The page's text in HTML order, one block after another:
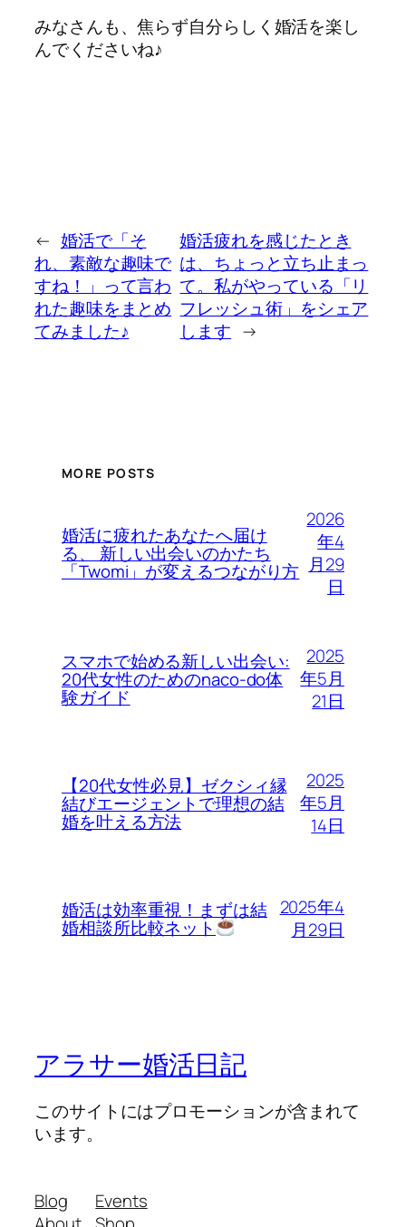
みなさんも、焦らず自分らしく婚活を楽し
んでくださいね♪
← 婚活で「そ
れ、素敵な趣味で
すね！」って言わ
れた趣味をまとめ
てみました♪
婚活疲れを感じたとき
は、ちょっと立ち止まっ
て。私がやっている「リ
フレッシュ術」をシェア
します →
MORE POSTS
婚活に疲れたあなたへ届け
る、 新しい出会いのかたち
「Twomi」が変えるつながり方
2026
年4
月29
日
スマホで始める新しい出会い:
20代女性のためのnaco-do体
験ガイド
2025
年5月
21日
【20代女性必見】ゼクシィ縁
結びエージェントで理想の結
婚を叶える方法
2025
年5月
14日
婚活は効率重視！まずは結
婚相談所比較ネット
2025年4
月29日
アラサー婚活日記
このサイトにはプロモーションが含まれて
います。
Blog
Events